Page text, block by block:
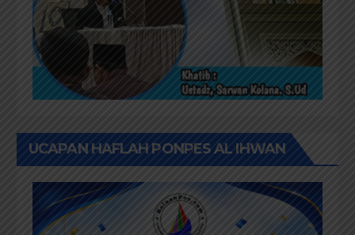
UCAPAN HAFLAH PONPES AL IHWAN